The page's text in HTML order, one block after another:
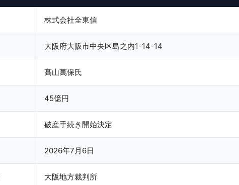
株式会社全東信
大阪府大阪市中央区島之内1-14-14
髙山萬保氏
45億円
破産手続き開始決定
2026年7月6日
大阪地方裁判所